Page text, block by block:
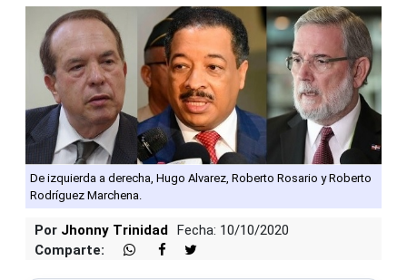
De izquierda a derecha, Hugo Alvarez, Roberto Rosario y Roberto
Rodríguez Marchena.
Por Jhonny Trinidad
Fecha: 10/10/2020
Comparte: